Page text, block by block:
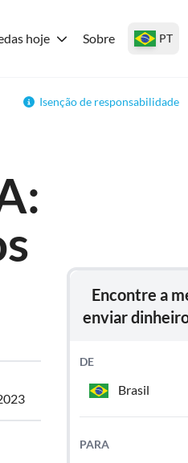
hoje Sobre PT
Isenção de responsabilidade
Encontre a
enviar
DE
Brasil
PARA